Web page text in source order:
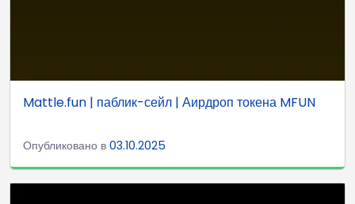
Mattle.fun | паблик-сейл | Аирдроп токена MFUN
Опубликовано в 03.10.2025